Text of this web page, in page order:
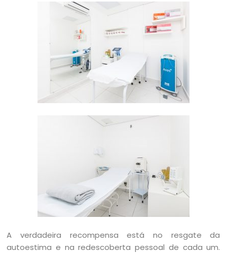
A verdadeira recompensa está no resgate da
autoestima e na redescoberta pessoal de cada um.